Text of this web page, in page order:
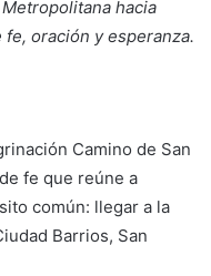
hacia
oración y esperanza.
Camino de San
fe que reúne a
común: llegar a la
Barrios, San